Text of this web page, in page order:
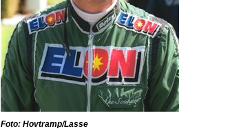
Foto: Hovtramp/Lasse